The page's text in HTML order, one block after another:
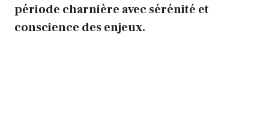
période charnière avec sérénité et
conscience des enjeux.